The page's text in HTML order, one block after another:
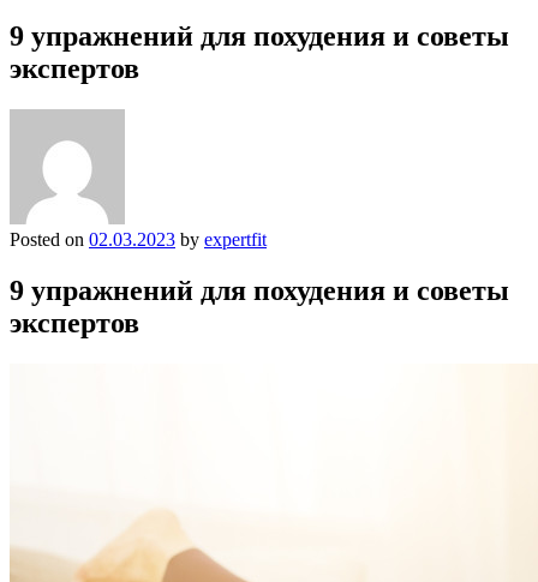
9 упражнений для похудения и советы
экспертов
Posted on 02.03.2023 by expertfit
9 упражнений для похудения и советы
экспертов